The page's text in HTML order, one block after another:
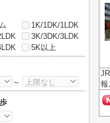
報
1K/1DK/1LDK
3K/3DK/3LDK
5K以上
～